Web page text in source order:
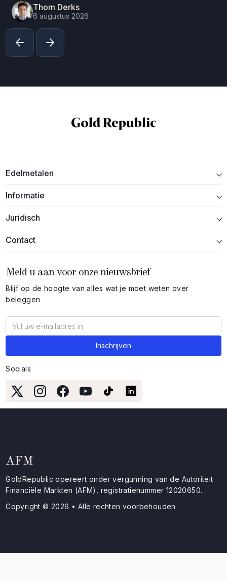
Thom Derks
6 augustus 2026
Edelmetalen
Informatie
Juridisch
Contact
Meld u aan voor onze nieuwsbrief
Blijf op de hoogte van alles wat je moet weten over
beleggen
Socials
AFM
GoldRepublic opereert onder vergunning van de Autoriteit
Financiële Markten (AFM), registratienummer 12020650.
Copyright © 2026 • Alle rechten voorbehouden